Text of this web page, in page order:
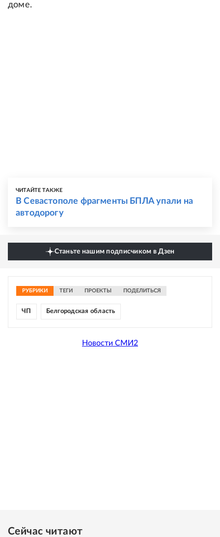
доме.
ЧИТАЙТЕ ТАКЖЕ
В Севастополе фрагменты БПЛА упали на
автодорогу
Станьте нашим подписчиком в Дзен
РУБРИКИ ТЕГИ ПРОЕКТЫ ПОДЕЛИТЬСЯ
ЧП Белгородская область
Новости СМИ2
Сейчас читают